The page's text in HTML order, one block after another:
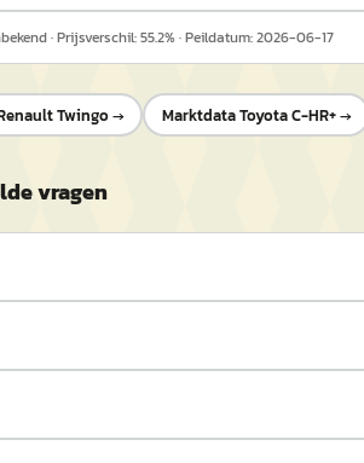
· Prijsverschil:55.2% · Peildatum:2026-06-17
Twingo→ MarktdataToyota C-HR+→
vragen